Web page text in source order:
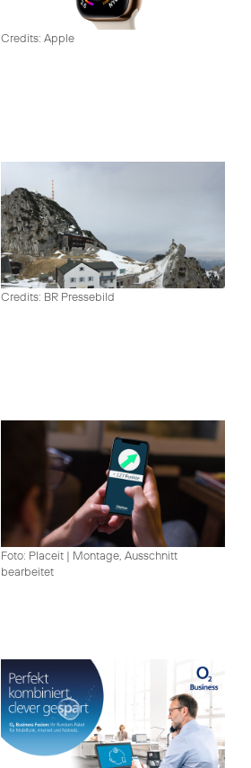
Credits: Apple
Credits: BR Pressebild
Foto: Placeit | Montage, Ausschnitt
bearbeitet